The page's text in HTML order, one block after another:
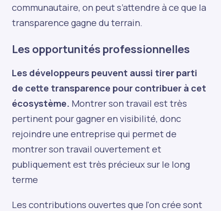
communautaire, on peut s’attendre à ce que la
transparence gagne du terrain.
Les opportunités professionnelles
Les développeurs peuvent aussi tirer parti
de cette transparence pour contribuer à cet
écosystème. Montrer son travail est très
pertinent pour gagner en visibilité, donc
rejoindre une entreprise qui permet de
montrer son travail ouvertement et
publiquement est très précieux sur le long
terme
Les contributions ouvertes que l'on crée sont